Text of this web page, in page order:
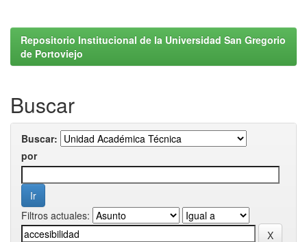
Repositorio Institucional de la Universidad San Gregorio
de Portoviejo
Buscar
Buscar:
por
Filtros actuales: